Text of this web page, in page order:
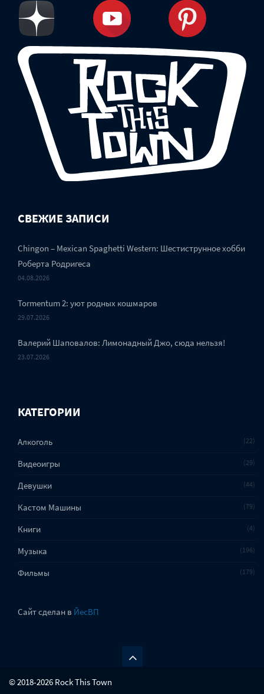
СВЕЖИЕ ЗАПИСИ
Chingon – Mexican Spaghetti Western: Шестиструнное хобби
Роберта Родригеса
04.08.2026
Tormentum 2: уют родных кошмаров
29.07.2026
Валерий Шаповалов: Лимонадный Джо, сюда нельзя!
23.07.2026
КАТЕГОРИИ
Алкоголь 22
Видеоигры 29
Девушки 44
Кастом Машины 79
Книги 4
Музыка 196
Фильмы 179
Сайт сделан в ЙесВП
© 2018-2026 Rock This Town